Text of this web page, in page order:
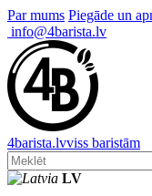
Par mums Piegāde un
info@4barista.lv
4barista.lvviss baristām
LV